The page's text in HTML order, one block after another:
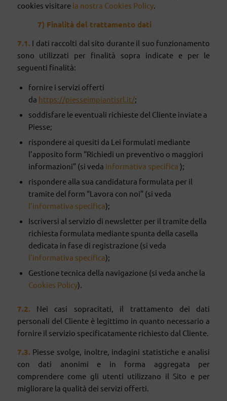
cookies visitare la nostra Cookies Policy.
7) Finalità del trattamento dati
7.1. I dati raccolti dal sito durante il suo funzionamento
sono utilizzati per finalità sopra indicate e per le
seguenti finalità:
fornire i servizi offerti
da https://piesseimpiantisrl.it/;
soddisfare le eventuali richieste del Cliente inviate a
Piesse;
rispondere ai quesiti da Lei formulati mediante
l’apposito form “Richiedi un preventivo o maggiori
informazioni” (si veda informativa specifica );
rispondere alla sua candidatura formulata per il
tramite del form “Lavora con noi” (si veda
l’informativa specifica);
Iscriversi al servizio di newsletter per il tramite della
richiesta formulata mediante spunta della casella
dedicata in fase di registrazione (si veda
l’informativa specifica);
Gestione tecnica della navigazione (si veda anche la
Cookies Policy).
7.2. Nei casi sopracitati, il trattamento dei dati
personali del Cliente è legittimo in quanto necessario a
fornire il servizio specificatamente richiesto dal Cliente.
7.3. Piesse svolge, inoltre, indagini statistiche e analisi
con dati anonimi e in forma aggregata per
comprendere come gli utenti utilizzano il Sito e per
migliorare la qualità dei servizi offerti.